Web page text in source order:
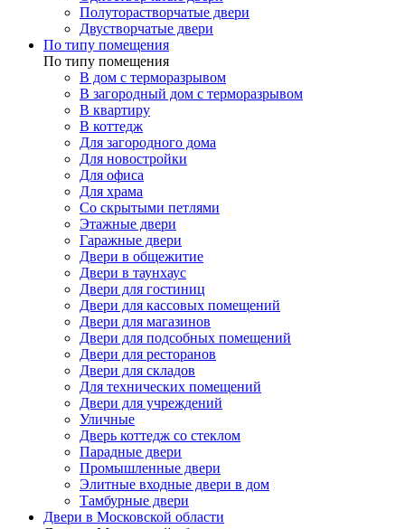
Полуторастворчатые двери
Двустворчатые двери
По типу помещения
По типу помещения
В дом с терморазрывом
В загородный дом с терморазрывом
В квартиру
В коттедж
Для загородного дома
Для новостройки
Для офиса
Для храма
Со скрытыми петлями
Этажные двери
Гаражные двери
Двери в общежитие
Двери в таунхаус
Двери для гостиниц
Двери для кассовых помещений
Двери для магазинов
Двери для подсобных помещений
Двери для ресторанов
Двери для складов
Для технических помещений
Двери для учреждений
Уличные
Дверь коттедж со стеклом
Парадные двери
Промышленные двери
Элитные входные двери в дом
Тамбурные двери
Двери в Московской области